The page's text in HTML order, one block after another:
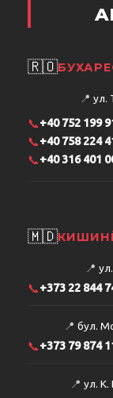
🇷🇴
📍 ул.
📞+40 752 199
📞+40 758 224
📞+40 316 401
🇲🇩
📍
📞+373 22 844
📍 бул.
📞+373 79 874
📍 ул. К.